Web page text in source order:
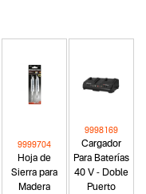
Hoja de
Sierra para
Madera
9999704
Cargador
Para Baterías
40 V - Doble
Puerto
9998169